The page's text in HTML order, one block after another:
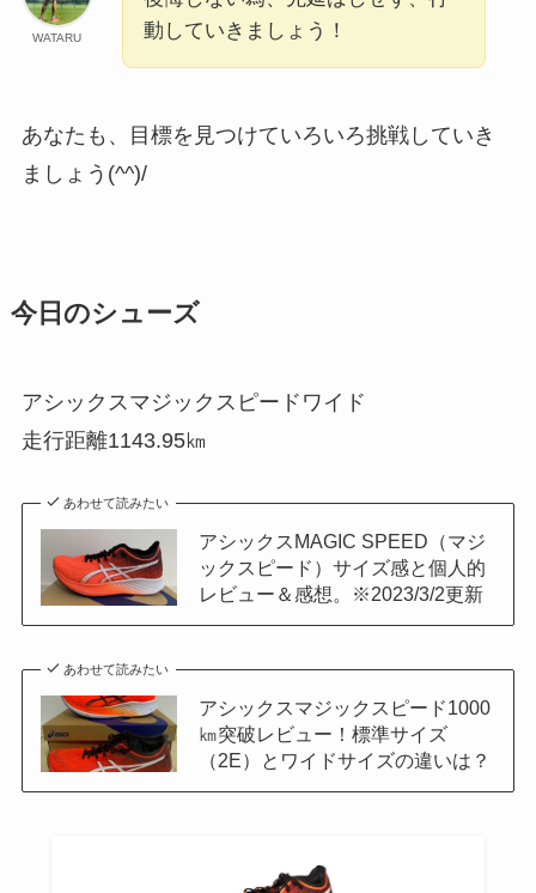
WATARU
動していきましょう！
あなたも、目標を見つけていろいろ挑戦していき
ましょう(^^)/
今日のシューズ
アシックスマジックスピードワイド
走行距離1143.95㎞
あわせて読みたい
アシックスMAGIC SPEED（マジ
ックスピード）サイズ感と個人的
レビュー＆感想。※2023/3/2更新
あわせて読みたい
アシックスマジックスピード1000
㎞突破レビュー！標準サイズ
（2E）とワイドサイズの違いは？